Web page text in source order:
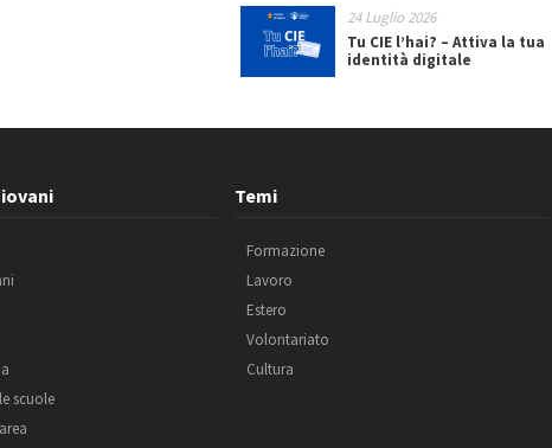
24 Luglio 2026
Tu CIE l’hai? – Attiva la tua
identità digitale
scuole
Temi
Formazione
Lavoro
Estero
Volontariato
Cultura